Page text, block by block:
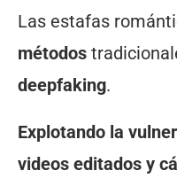
Las estafas
métodos
deepfaking.
Explotando la
videos editados y